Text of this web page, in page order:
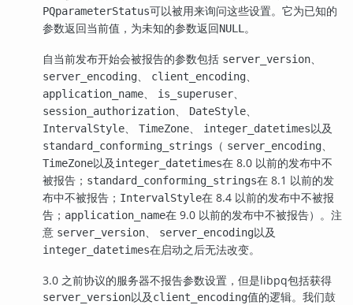
PQparameterStatus可以被用来询问这些设置。它为已知的
参数返回当前值，为未知的参数返回NULL。
自当前发布开始会被报告的参数包括 server_version、
server_encoding、 client_encoding、
application_name、 is_superuser、
session_authorization、 DateStyle、
IntervalStyle、 TimeZone、 integer_datetimes以及
standard_conforming_strings （ server_encoding、
TimeZone以及integer_datetimes在 8.0 以前的发布中不
被报告； standard_conforming_strings在 8.1 以前的发
布中不被报告； IntervalStyle在 8.4 以前的发布中不被报
告； application_name在 9.0 以前的发布中不被报告）。注
意 server_version、 server_encoding以及
integer_datetimes在启动之后无法改变。
3.0 之前协议的服务器不报告参数设置，但是libpq包括获得
server_version以及client_encoding值的逻辑。我们鼓